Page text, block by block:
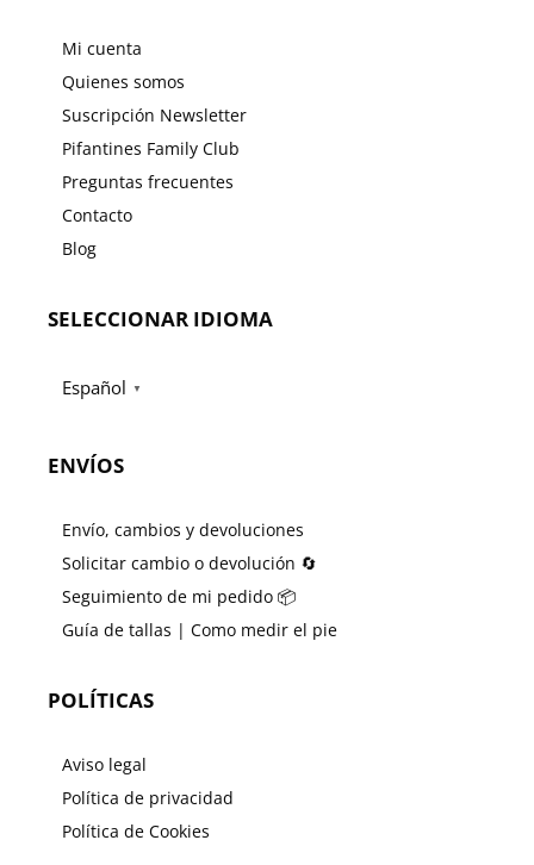
Mi cuenta
Quienes somos
Suscripción Newsletter
Pifantines Family Club
Preguntas frecuentes
Contacto
Blog
SELECCIONAR IDIOMA
Español ▼
ENVÍOS
Envío, cambios y devoluciones
Solicitar cambio o devolución 🔄
Seguimiento de mi pedido 📦
Guía de tallas | Como medir el pie
POLÍTICAS
Aviso legal
Política de privacidad
Política de Cookies